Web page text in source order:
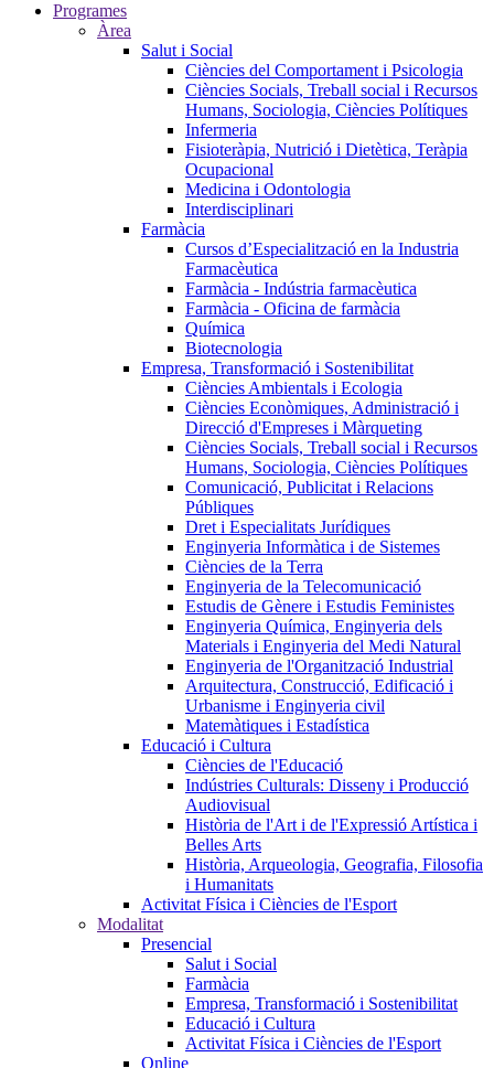
Programes
Àrea
Salut i Social
Ciències del Comportament i Psicologia
Ciències Socials, Treball social i Recursos
Humans, Sociologia, Ciències Polítiques
Infermeria
Fisioteràpia, Nutrició i Dietètica, Teràpia
Ocupacional
Medicina i Odontologia
Interdisciplinari
Farmàcia
Cursos d’Especialització en la Industria
Farmacèutica
Farmàcia - Indústria farmacèutica
Farmàcia - Oficina de farmàcia
Química
Biotecnologia
Empresa, Transformació i Sostenibilitat
Ciències Ambientals i Ecologia
Ciències Econòmiques, Administració i
Direcció d'Empreses i Màrqueting
Ciències Socials, Treball social i Recursos
Humans, Sociologia, Ciències Polítiques
Comunicació, Publicitat i Relacions
Públiques
Dret i Especialitats Jurídiques
Enginyeria Informàtica i de Sistemes
Ciències de la Terra
Enginyeria de la Telecomunicació
Estudis de Gènere i Estudis Feministes
Enginyeria Química, Enginyeria dels
Materials i Enginyeria del Medi Natural
Enginyeria de l'Organització Industrial
Arquitectura, Construcció, Edificació i
Urbanisme i Enginyeria civil
Matemàtiques i Estadística
Educació i Cultura
Ciències de l'Educació
Indústries Culturals: Disseny i Producció
Audiovisual
Història de l'Art i de l'Expressió Artística i
Belles Arts
Història, Arqueologia, Geografia, Filosofia
i Humanitats
Activitat Física i Ciències de l'Esport
Modalitat
Presencial
Salut i Social
Farmàcia
Empresa, Transformació i Sostenibilitat
Educació i Cultura
Activitat Física i Ciències de l'Esport
Online